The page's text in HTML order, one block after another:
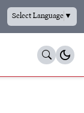
Select Language▼